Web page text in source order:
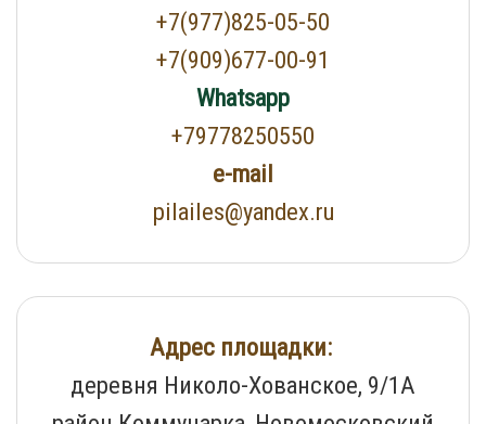
+7(977)825-05-50
+7(909)677-00-91
Whatsapp
+79778250550
e-mail
pilailes@yandex.ru
Адрес площадки:
деревня Николо-Хованское, 9/1А